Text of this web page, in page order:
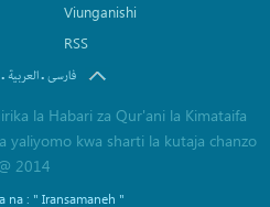
Viunganishi
RSS
. العربیة.فارسی
la Habari za Qur'ani la Kimataifa
yaliyomo kwa sharti la kutaja chanzo
2014
na : " Iransamaneh "